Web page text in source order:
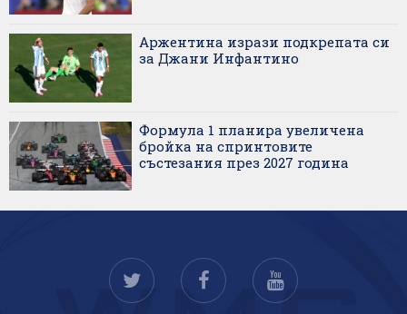
Аржентина изрази подкрепата си
за Джани Инфантино
Формула 1 планира увеличена
бройка на спринтовите
състезания през 2027 година